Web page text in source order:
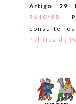
Artigo 29
9610/98
consulte
Política de